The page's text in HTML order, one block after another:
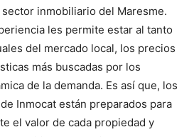
inmobiliario del Maresme.
les permite estar al tanto
del mercado local, los precios
más buscadas por los
de la demanda. Es así que, los
Inmocat están preparados para
el valor de cada propiedad y